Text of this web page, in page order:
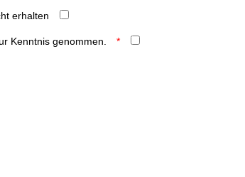
erhalten
Kenntnis genommen.